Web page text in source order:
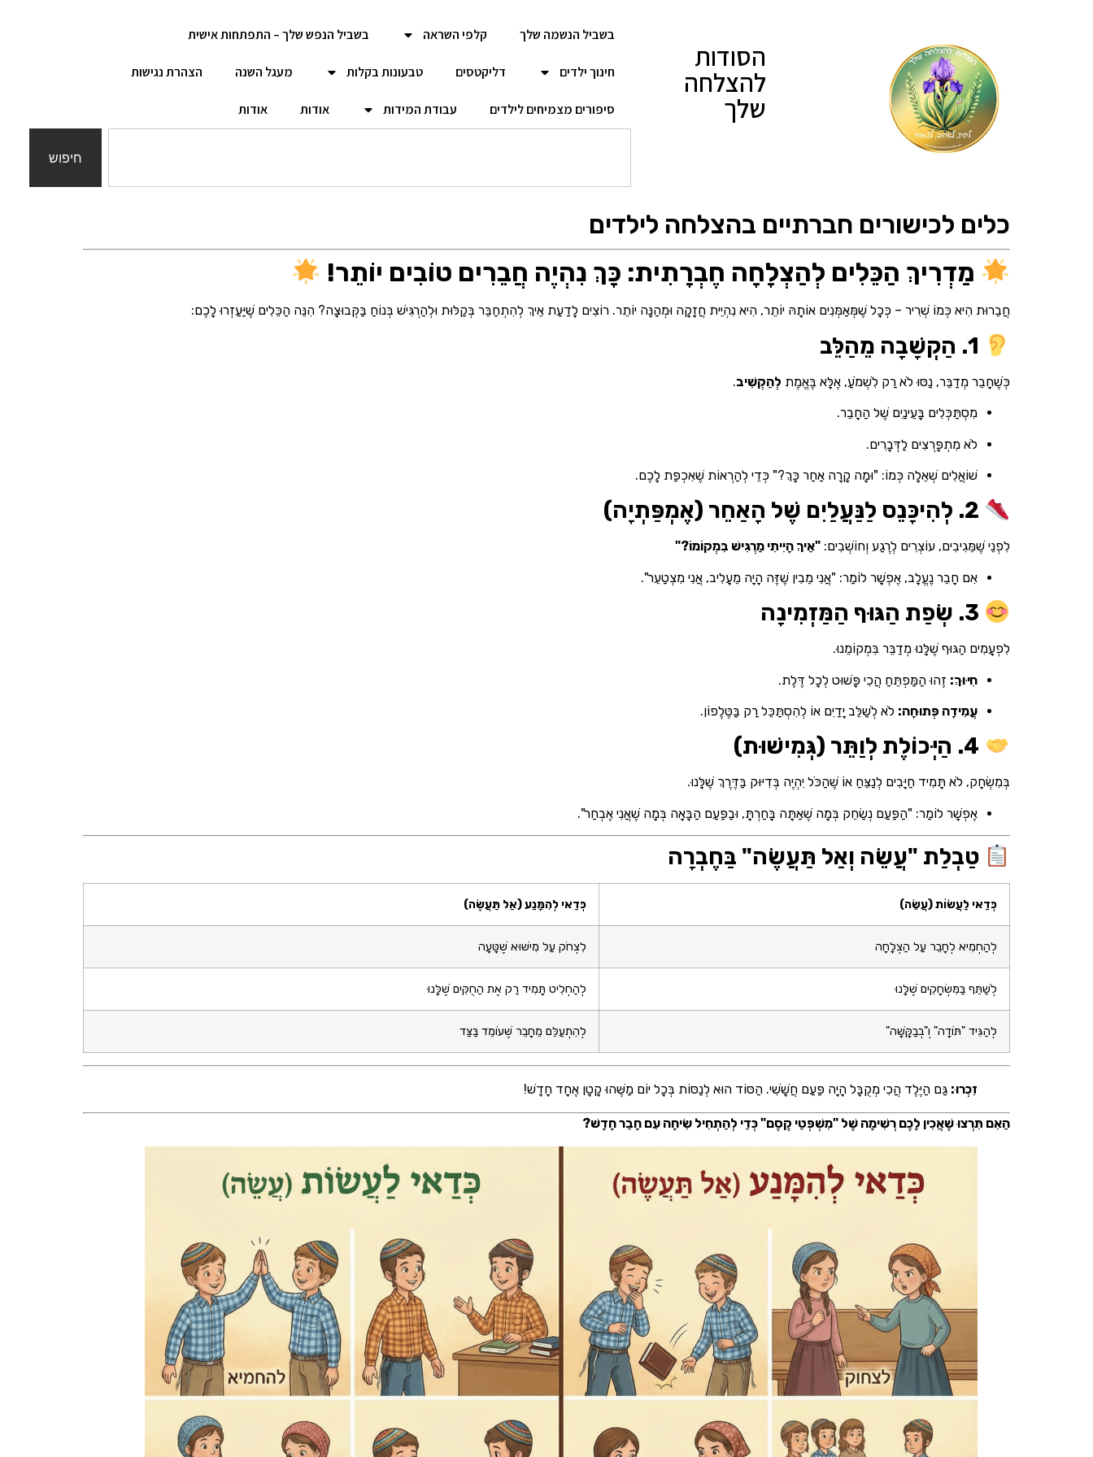
הסודות
להצלחה
שלך
בשביל הנשמה שלך קלפי השראה בשביל הנפש שלך – התפתחות אישית
חינוך ילדים דליקטסים טבעונות בקלות מעגל השנה הצהרת נגישות
סיפורים מצמיחים לילדים עבודת המידות אודות אודות
חיפוש
כלים לכישורים חברתיים בהצלחה לילדים
מַדְרִיךְ הַכֵּלִים לְהַצְלָחָה חֶבְרָתִית: כָּךְ נִהְיֶה חֲבֵרִים טוֹבִים יוֹתֵר!
חֲבֵרוּת הִיא כְּמוֹ שְׁרִיר – כְּכָל שֶׁמְּאַמְּנִים אוֹתָהּ יוֹתֵר, הִיא נִהְיֵית חֲזָקָה וּמְהַנָּה יוֹתֵר. רוֹצִים לָדַעַת אֵיךְ לְהִתְחַבֵּר בְּקַלּוּת וּלְהַרְגִּישׁ בְּנוֹחַ בַּקְּבוּצָה? הִנֵּה הַכֵּלִים שֶׁיַּעַזְרוּ לָכֶם:
1. הַקְשָׁבָה מֵהַלֵּב
כְּשֶׁחָבֵר מְדַבֵּר, נַסּוּ לֹא רַק לִשְׁמֹעַ, אֶלָּא בֶּאֱמֶת לְהַקְשִׁיב.
מִסְתַּכְּלִים בָּעֵינַיִם שֶׁל הַחָבֵר.
לֹא מִתְפָּרְצִים לַדְּבָרִים.
שׁוֹאֲלִים שְׁאֵלָה כְּמוֹ: "וּמָה קָרָה אַחַר כָּךְ?" כְּדֵי לְהַרְאוֹת שֶׁאִכְפַּת לָכֶם.
2. לְהִיכָּנֵס לַנַּעֲלַיִם שֶׁל הָאַחֵר (אֶמְפַּתְיָה)
לִפְנֵי שֶׁמֵּגִיבִים, עוֹצְרִים לְרֶגַע וְחוֹשְׁבִים: "אֵיךְ הָיִיתִי מַרְגִּישׁ בִּמְקוֹמוֹ?"
אִם חָבֵר נֶעֱלָב, אֶפְשָׁר לוֹמַר: "אֲנִי מֵבִין שֶׁזֶּה הָיָה מֵעָלִיב, אֲנִי מִצְטַעֵר".
3. שְׂפַת הַגּוּף הַמַּזְמִינָה
לִפְעָמִים הַגּוּף שֶׁלָּנוּ מְדַבֵּר בִּמְקוֹמֵנוּ.
חִיּוּךְ: זֶהוּ הַמַּפְתֵּחַ הֲכִי פָּשׁוּט לְכָל דֶּלֶת.
עֲמִידָה פְּתוּחָה: לֹא לְשַׁלֵּב יָדַיִם אוֹ לְהִסְתַּכֵּל רַק בַּטֶּלֶפוֹן.
4. הַיְּכוֹלֶת לְוַתֵּר (גְּמִישׁוּת)
בְּמִשְׂחָק, לֹא תָּמִיד חַיָּבִים לְנַצֵּחַ אוֹ שֶׁהַכֹּל יִהְיֶה בְּדִיּוּק בַּדֶּרֶךְ שֶׁלָּנוּ.
אֶפְשָׁר לוֹמַר: "הַפַּעַם נְשַׂחֵק בְּמָה שֶׁאַתָּה בָּחַרְתָּ, וּבַפַּעַם הַבָּאָה בְּמָה שֶׁאֲנִי אֶבְחַר".
טַבְלַת "עֲשֵׂה וְאַל תַּעֲשֶׂה" בַּחֶבְרָה
כְּדַאי לַעֲשׂוֹת (עֲשֵׂה) כְּדַאי לְהִמָּנַע (אַל תַּעֲשֶׂה)
לְהַחְמִיא לְחָבֵר עַל הַצְלָחָה לִצְחֹק עַל מִישׁוּא שֶׁטָּעָה
לְשַׁתֵּף בַּמִּשְׂחָקִים שֶׁלָּנוּ לְהַחְלִיט תָּמִיד רַק אֶת הַחֻקִּים שֶׁלָּנוּ
לְהַגִּיד "תּוֹדָה" וְ"בְבַקָּשָׁה" לְהִתְעַלֵּם מֵחָבֵר שֶׁעוֹמֵד בַּצַּד
זִכְרוּ: גַּם הַיֶּלֶד הֲכִי מְקֻבָּל הָיָה פַּעַם חֲשָׁשִׁי. הַסּוֹד הוּא לְנַסּוֹת בְּכָל יוֹם מַשֶּׁהוּ קָטָן אֶחָד חָדָשׁ!
הַאִם תִּרְצוּ שֶׁאֲכִין לָכֶם רְשִׁימָה שֶׁל "מִשְׁפְּטֵי קֶסֶם" כְּדֵי לְהַתְחִיל שִׂיחָה עִם חָבֵר חָדָשׁ?